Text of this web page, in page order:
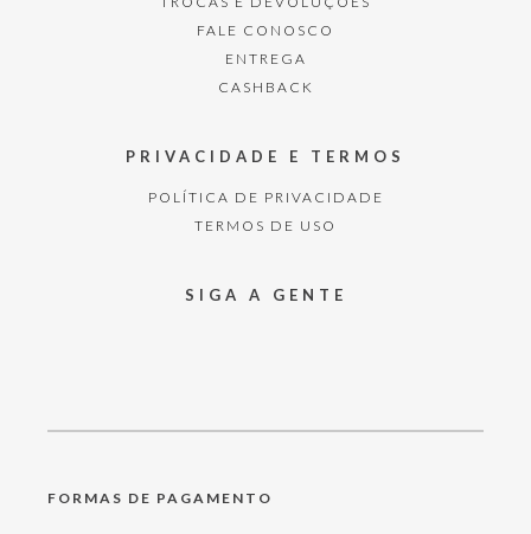
FALE CONOSCO
ENTREGA
CASHBACK
PRIVACIDADE E TERMOS
POLÍTICA DE PRIVACIDADE
TERMOS DE USO
SIGA A GENTE
FORMAS DE PAGAMENTO